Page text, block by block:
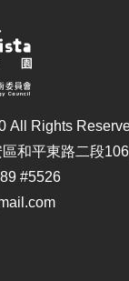
All Rights
和平東路二段
#5526